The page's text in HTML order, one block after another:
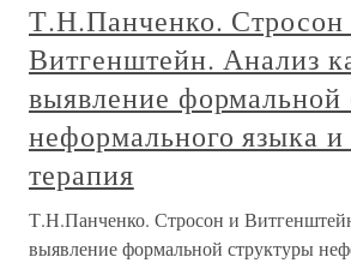
Т.Н.Панченко. Стросон
Витгенштейн. Анализ
выявление формальной
неформального языка и
терапия
Т.Н.Панченко. Стросон и
выявление формальной структуры